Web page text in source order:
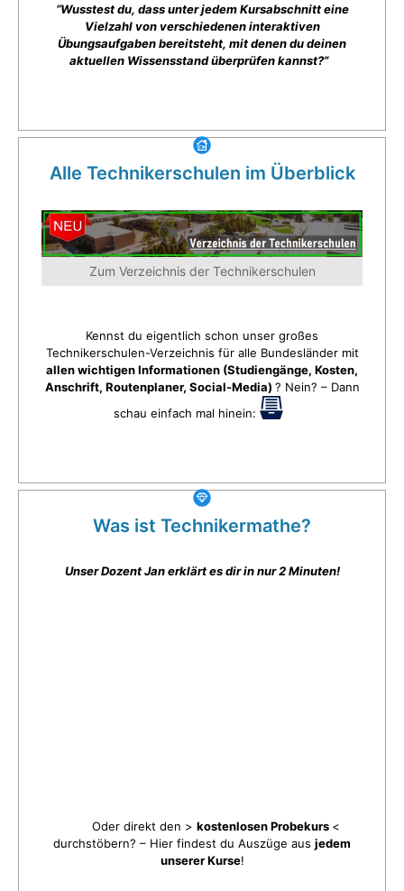
“Wusstest du, dass unter jedem Kursabschnitt eine
Vielzahl von verschiedenen interaktiven
Übungsaufgaben bereitsteht, mit denen du deinen
aktuellen Wissensstand überprüfen kannst?”
Alle Technikerschulen im Überblick
Zum Verzeichnis der Technikerschulen
Kennst du eigentlich schon unser großes
Technikerschulen-Verzeichnis für alle Bundesländer mit
allen wichtigen Informationen (Studiengänge, Kosten,
Anschrift, Routenplaner, Social-Media) ? Nein? – Dann
schau einfach mal hinein:
Was ist Technikermathe?
Unser Dozent Jan erklärt es dir in nur 2 Minuten!
Oder direkt den > kostenlosen Probekurs <
durchstöbern? – Hier findest du Auszüge aus jedem
unserer Kurse!